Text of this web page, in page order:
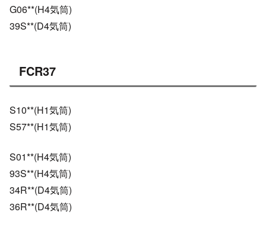
G06**(H4気筒)
39S**(D4気筒)
FCR37
S10**(H1気筒)
S57**(H1気筒)
S01**(H4気筒)
93S**(H4気筒)
34R**(D4気筒)
36R**(D4気筒)